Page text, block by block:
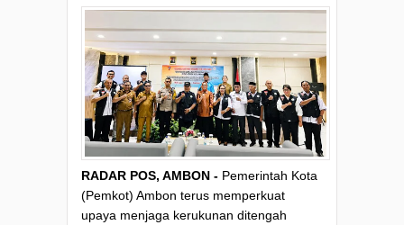
RADAR POS, AMBON - Pemerintah Kota
(Pemkot) Ambon terus memperkuat
upaya menjaga kerukunan ditengah